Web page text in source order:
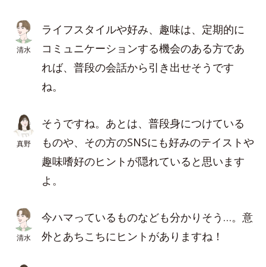
清水
ライフスタイルや好み、趣味は、定期的に
コミュニケーションする機会のある方であ
れば、普段の会話から引き出せそうです
ね。
真野
そうですね。あとは、普段身につけている
ものや、その方のSNSにも好みのテイストや
趣味嗜好のヒントが隠れていると思います
よ。
清水
今ハマっているものなども分かりそう…。意
外とあちこちにヒントがありますね！